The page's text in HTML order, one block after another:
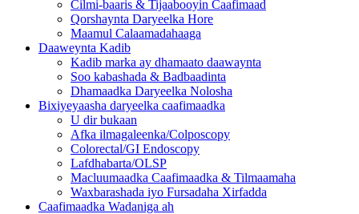
Cilmi-baaris & Tijaabooyin Caafimaad
Qorshaynta Daryeelka Hore
Maamul Calaamadahaaga
Daaweynta Kadib
Kadib marka ay dhamaato daawaynta
Soo kabashada & Badbaadinta
Dhamaadka Daryeelka Nolosha
Bixiyeyaasha daryeelka caafimaadka
U dir bukaan
Afka ilmagaleenka/Colposcopy
Colorectal/GI Endoscopy
Lafdhabarta/OLSP
Macluumaadka Caafimaadka & Tilmaamaha
Waxbarashada iyo Fursadaha Xirfadda
Caafimaadka Wadaniga ah